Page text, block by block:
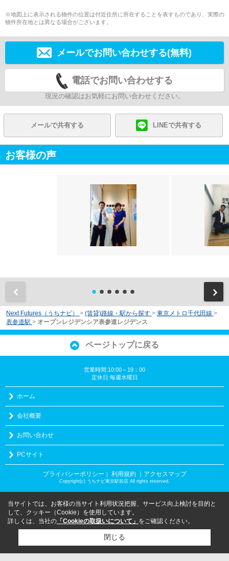
※地図上に表示される物件の位置は付近住所に所在することを表すものであり、実際の
物件所在地とは異なる場合がございます。
メールでお問い合わせする(無料)
電話でお問い合わせする
現況の確認はお気軽にお問い合わせください。
メールで共有する LINEで共有する
お客様の声
Next Futures（うちナビ） > (賃貸)路線・駅から探す > 東京メトロ千代田線 >
表参道駅 > オープンレジデンシア表参道レジデンス
ページトップに戻る
営業時間:10:00～19：00
定休日:毎週水曜日
ホーム
会社概要
お問い合わせ
PCサイト
プライバシーポリシー 利用規約 ｜アクセスマップ
Copyright(c) うちナビ東京駅前店 All rights reserved.
当サイトでは、お客様の当サイト利用状況把握、サービス向上検討を目的と
して、クッキー（Cookie）を使用しています。
詳しくは、当社の 「Cookieの取扱いについて」 をご確認ください。
閉じる